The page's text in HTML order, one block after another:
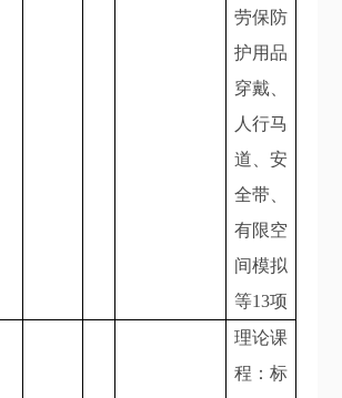
劳保防
护用品
穿戴、
人行马
道、安
全带、
有限空
间模拟
等13项
理论课
程：标